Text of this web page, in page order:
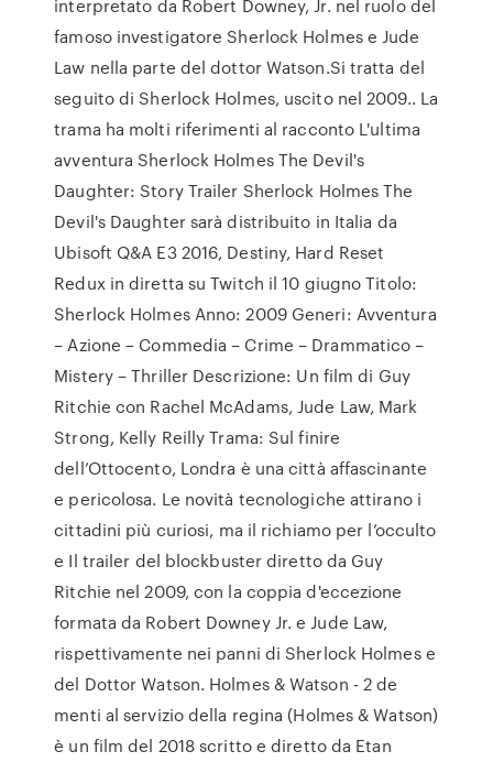
interpretato da Robert Downey, Jr. nel ruolo del
famoso investigatore Sherlock Holmes e Jude
Law nella parte del dottor Watson.Si tratta del
seguito di Sherlock Holmes, uscito nel 2009.. La
trama ha molti riferimenti al racconto L'ultima
avventura Sherlock Holmes The Devil's
Daughter: Story Trailer Sherlock Holmes The
Devil's Daughter sarà distribuito in Italia da
Ubisoft Q&A E3 2016, Destiny, Hard Reset
Redux in diretta su Twitch il 10 giugno Titolo:
Sherlock Holmes Anno: 2009 Generi: Avventura
– Azione – Commedia – Crime – Drammatico –
Mistery – Thriller Descrizione: Un film di Guy
Ritchie con Rachel McAdams, Jude Law, Mark
Strong, Kelly Reilly Trama: Sul finire
dell’Ottocento, Londra è una città affascinante
e pericolosa. Le novità tecnologiche attirano i
cittadini più curiosi, ma il richiamo per l’occulto
e Il trailer del blockbuster diretto da Guy
Ritchie nel 2009, con la coppia d'eccezione
formata da Robert Downey Jr. e Jude Law,
rispettivamente nei panni di Sherlock Holmes e
del Dottor Watson. Holmes & Watson - 2 de
menti al servizio della regina (Holmes & Watson)
è un film del 2018 scritto e diretto da Etan